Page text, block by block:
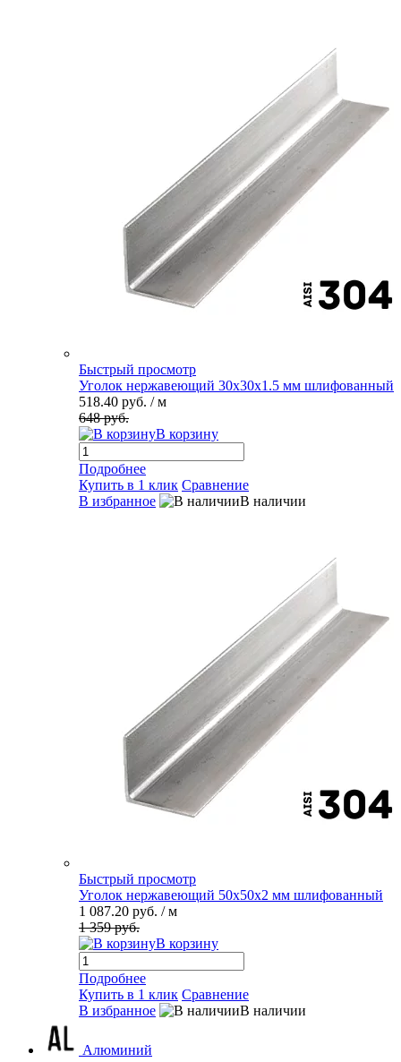
Быстрый просмотр
Уголок нержавеющий 30х30х1.5 мм шлифованный
518.40 руб. / м
648 руб.
В корзину
Подробнее
Купить в 1 клик Сравнение
В избранное
В наличии
Быстрый просмотр
Уголок нержавеющий 50х50х2 мм шлифованный
1 087.20 руб. / м
1 359 руб.
В корзину
Подробнее
Купить в 1 клик Сравнение
В избранное
В наличии
Алюминий